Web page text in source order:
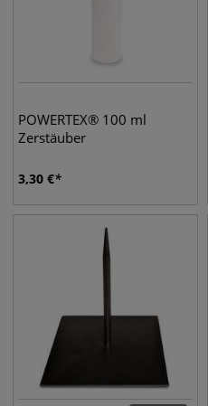
POWERTEX® 100 ml
Zerstäuber
3,30 €